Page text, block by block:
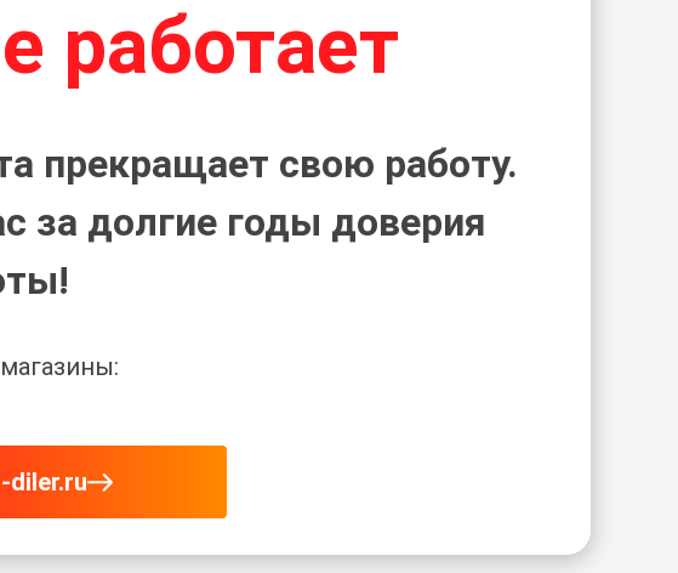
работает
прекращает свою работу.
за долгие годы доверия
diler.ru